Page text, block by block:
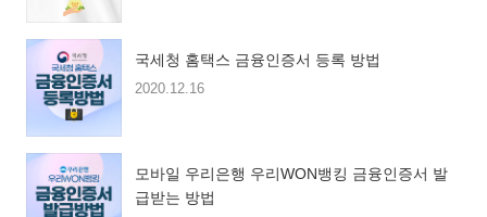
국세청 홈택스 금융인증서 등록 방법
2020.12.16
모바일 우리은행 우리WON뱅킹 금융인증서 발
급받는 방법